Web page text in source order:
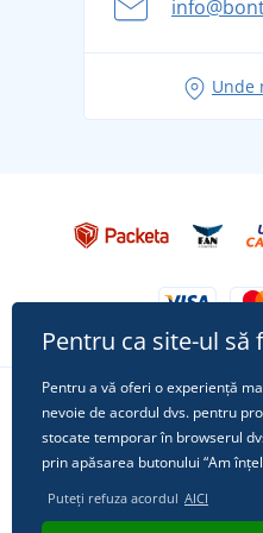
pentru vacanță fără griji
Tricoul preferat City în
Unde
Urmărește-ne
Pentru ca site-ul
Pentru a vă oferi o experiență
nevoie de acordul dvs. pentru
stocate temporar în browserul
prin apăsarea butonului “Am
Puteți refuza acordul AICI